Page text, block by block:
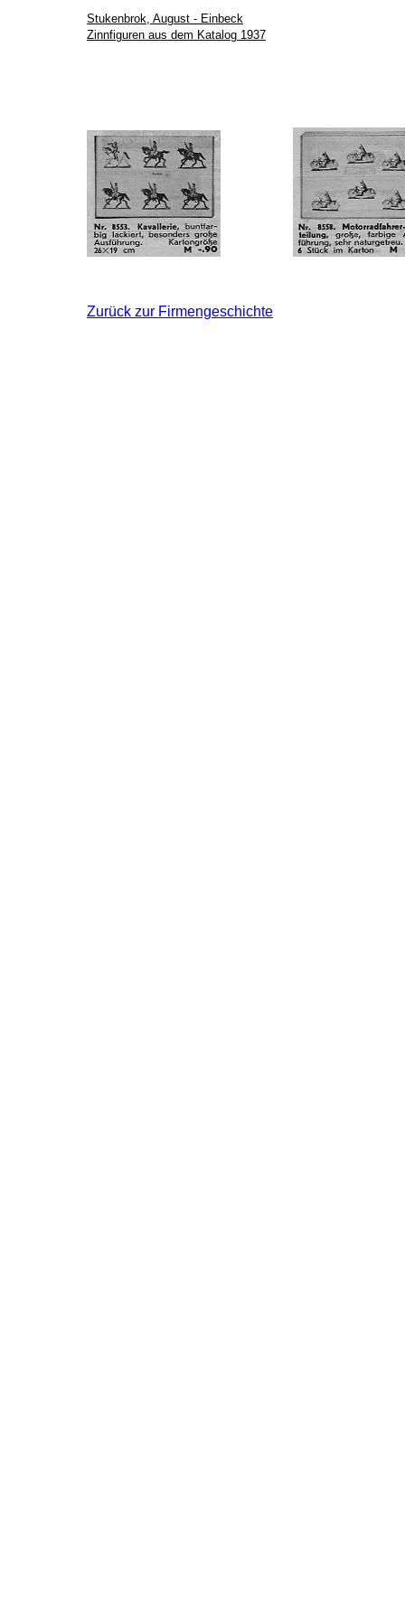
Stukenbrok, August - Einbeck
Zinnfiguren aus dem Katalog 1937
Zurück zur Firmengeschichte